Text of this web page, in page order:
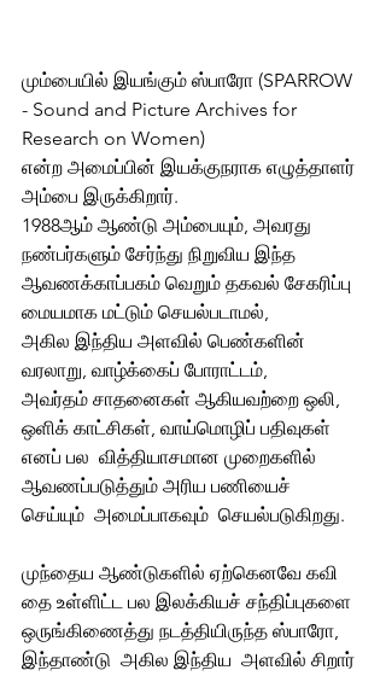
மும்பையில் இயங்கும் ஸ்பாரோ (SPARROW
- Sound and Picture Archives for
Research on Women)
என்ற அமைப்பின் இயக்குநராக எழுத்தாளர்
அம்பை இருக்கிறார்.
1988ஆம் ஆண்டு அம்பையும், அவரது
நண்பர்களும் சேர்ந்து நிறுவிய இந்த
ஆவணக்காப்பகம் வெறும் தகவல் சேகரிப்பு
மையமாக மட்டும் செயல்படாமல்,
அகில இந்திய அளவில் பெண்களின்
வரலாறு, வாழ்க்கைப் போராட்டம்,
அவர்தம் சாதனைகள் ஆகியவற்றை ஒலி,
ஒளிக் காட்சிகள், வாய்மொழிப் பதிவுகள்
எனப் பல  வித்தியாசமான முறைகளில்
ஆவணப்படுத்தும் அரிய பணியைச்
செய்யும்  அமைப்பாகவும்  செயல்படுகிறது.
முந்தைய ஆண்டுகளில் ஏற்கெனவே கவி
தை உள்ளிட்ட பல இலக்கியச் சந்திப்புகளை
ஒருங்கிணைத்து நடத்தியிருந்த ஸ்பாரோ,
இந்தாண்டு  அகில இந்திய  அளவில் சிறார்